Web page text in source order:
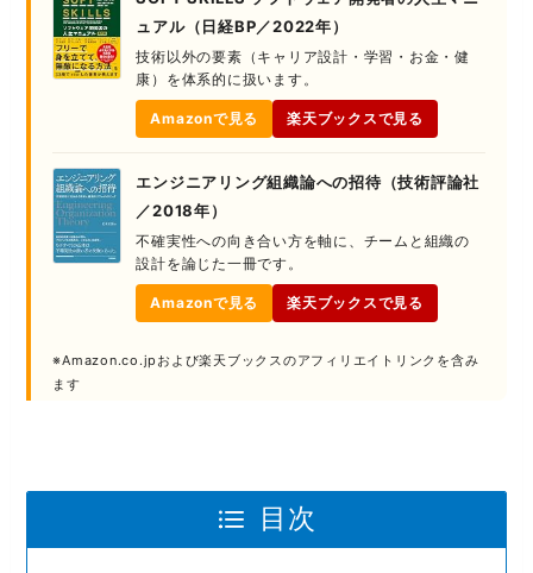
ュアル（日経BP／2022年）
技術以外の要素（キャリア設計・学習・お金・健
康）を体系的に扱います。
Amazonで見る 楽天ブックスで見る
エンジニアリング組織論への招待（技術評論社
／2018年）
不確実性への向き合い方を軸に、チームと組織の
設計を論じた一冊です。
Amazonで見る 楽天ブックスで見る
※Amazon.co.jpおよび楽天ブックスのアフィリエイトリンクを含み
ます
目次